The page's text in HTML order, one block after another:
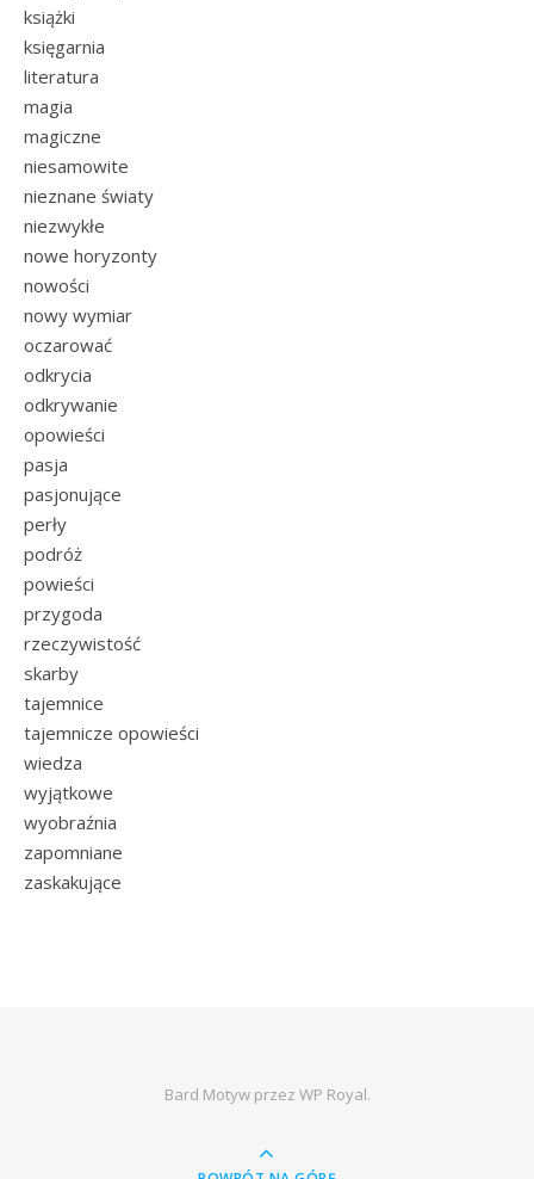
książki
księgarnia
literatura
magia
magiczne
niesamowite
nieznane światy
niezwykłe
nowe horyzonty
nowości
nowy wymiar
oczarować
odkrycia
odkrywanie
opowieści
pasja
pasjonujące
perły
podróż
powieści
przygoda
rzeczywistość
skarby
tajemnice
tajemnicze opowieści
wiedza
wyjątkowe
wyobraźnia
zapomniane
zaskakujące
Bard Motyw przez WP Royal.